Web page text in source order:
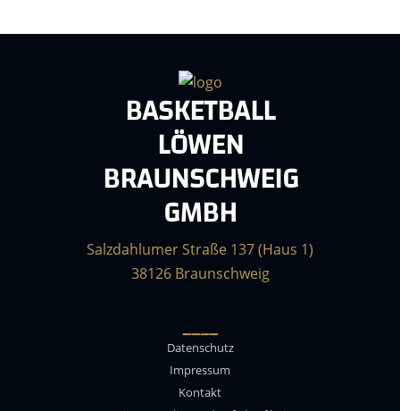
BASKETBALL
LÖWEN
BRAUNSCHWEIG
GMBH
Salzdahlumer Straße 137 (Haus 1)
38126 Braunschweig
____
Datenschutz
Impressum
Kontakt